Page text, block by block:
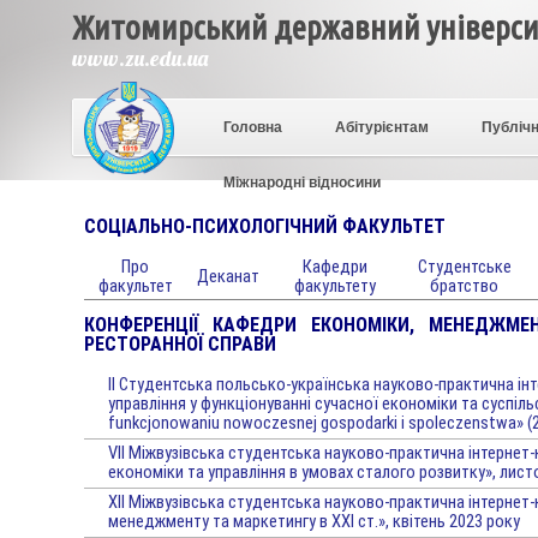
Житомирський державний
www.zu.edu.ua
Головна Абітурієнтам
Міжнародні відносини
СОЦІАЛЬНО-ПСИХОЛОГІЧНИЙ ФАКУЛЬТЕТ
Про
факультет
Деканат
Кафедри
факультету
Студентське
братство
КОНФЕРЕНЦІЇ КАФЕДРИ ЕКОНОМІКИ,
РЕСТОРАННОЇ СПРАВИ
II Студентська польсько-українська науково-практична
управління у функціонуванні сучасної економіки та
funkcjonowaniu nowoczesnej gospodarki i spoleczenstwa»
VIІ Міжвузівська студентська науково-практична
економіки та управління в умовах сталого розвитку»,
ХІІ Міжвузівська студентська науково-практична
менеджменту та маркетингу в ХХІ ст.», квітень 2023 року